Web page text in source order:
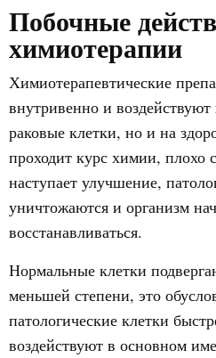
Побочные
химиотерапии
Химиотерапевтические
внутривенно и воздействуют
раковые клетки, но и на
проходит курс химии, плохо
наступает улучшение,
уничтожаются и организм
восстанавливаться.
Нормальные клетки
меньшей степени, это
патологические клетки
воздействуют в основном